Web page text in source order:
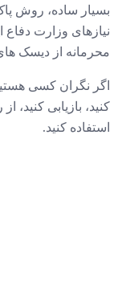
بسیار ساده، روش
نیازهای وزارت دفاع
محرمانه از دیسک
اگر نگران کسی
کنید، بازیابی
استفاده کنید.